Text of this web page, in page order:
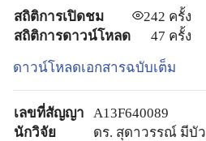
สถิติการเปิดชม 242 ครั้ง
สถิติการดาวน์โหลด
47 ครั้ง
ดาวน์โหลดเอกสารฉบับเต็ม
เลขที่สัญญา
A13F640089
นักวิจัย
ดร. สุดาวรรณ์ มีบัว